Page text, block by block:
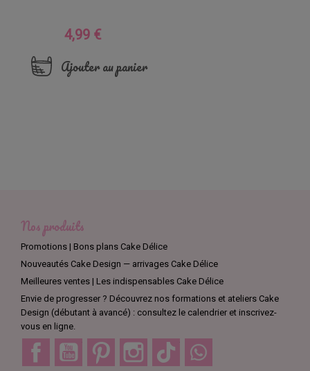
Prix
4,99 €
Ajouter au panier
Nos produits
Promotions | Bons plans Cake Délice
Nouveautés Cake Design — arrivages Cake Délice
Meilleures ventes | Les indispensables Cake Délice
Envie de progresser ? Découvrez nos formations et ateliers Cake
Design (débutant à avancé) : consultez le calendrier et inscrivez-
vous en ligne.
Facebook YouTube Pinterest Instagram TikTok